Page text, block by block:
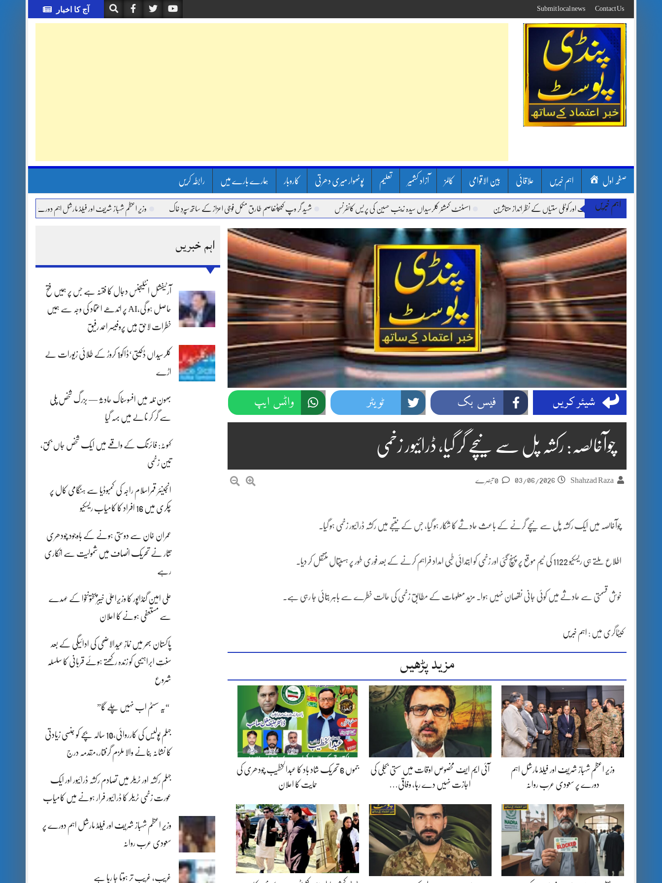
to
content
آج کا اخبار Contact Us
Submit local news
صفحہ اول اہم خبریں علاقائی بین الاقوامی کالمز آزاد کشمیر تعلیم پوٹھوار میری دھرتی کاروبار ہمارے بارے میں رابطہ کریں
اہم خبریں
بارشیں، لینڈ سلائیڈنگ اور کوٹلی ستیاں کے نظر انداز متاثرین اسسٹنٹ کمشنر کلرسیداں سیدہ زینب حسین کی پریس کانفرنس شہید گر وپ کیپٹنعاصم طارق مکمل فوجی اعزاز کے ساتھ سپردِ خاک وزیر اعظم شہباز شریف اور فیلڈ مارشل اہم دورے پر سعودی عرب روانہ
اہم خبریں
آرٹیفشل انٹلیجنس دجال کا فتنہ ہے جس پر ہمیں فتح
حاصل ہو گی،AI پر اندھے اعتماد کی وجہ سے ہمیں
خطرات لاحق ہیں پروفیسر احمد رفیق
کلرسیداں ڈکیتی‘ڈاکو1 کروڑ کے طلائی زیورات لے
اڑے
بھون نلہ میں افسوسناک حادثہ — بزرگ شخص پلی
سے گر کر نالے میں بہہ گیا
کہوٹہ: فائرنگ کے واقعے میں ایک شخص جاں بحق،
تین زخمی
انجینئر قمراسلام راجہ کی کمبوڈیا سے ہنگامی کال پر
چکری میں 16 افراد کا کامیاب ریسکیو
عمران خان سے دوستی ہونے کے باوجود چودھری
نثار نے تحریک انصاف میں شمولیت سے انکاری
رہے
علی امین گنڈاپور کا وزیراعلیٰ خیبرپختونخوا کے عہدے
سے مستعفی ہونے کا اعلان
پاکستان بھر میں نمازِ عیدالاضحی کی ادائیگی کے بعد
سنتِ ابراہیمی کو زندہ رکھتے ہوئے قربانی کا سلسلہ
شروع
“یہ سسٹم اب نہیں چلے گا”
جہلم پولیس کی کارروائی،10 سالہ بچے کو جنسی زیادتی
کا نشانہ بنانے والا ملزم گرفتار،مقدمہ درج
جہلم رکشہ اور ٹریلر میں تصادم رکشہ ڈرائیور اور ایک
عورت زخمی ٹریلر کا ڈرائیور فرار ہونے میں کامیاب
وزیر اعظم شہباز شریف اور فیلڈ مارشل اہم دورے پر
سعودی عرب روانہ
غریب، غریب تر ہوتا جا رہا ہے
شیئر کریں فیس بک ٹویٹر واٹس ایپ
چوآخالصہ: رکشہ پل سے نیچے گر گیا، ڈرائیور زخمی
Shahzad Raza
03/06/2026
چوآخالصہ میں ایک رکشہ پل سے نیچے گرنے کے باعث حادثے کا شکار ہو گیا، جس کے نتیجے میں رکشہ ڈرائیور زخمی ہو گیا۔
اطلاع ملتے ہی ریسکیو 1122 کی ٹیم موقع پر پہنچ گئی اور زخمی کو ابتدائی طبی امداد فراہم کرنے کے بعد فوری طور پر ہسپتال منتقل کر دیا۔
خوش قسمتی سے حادثے میں کوئی جانی نقصان نہیں ہوا۔ مزید معلومات کے مطابق زخمی کی حالت خطرے سے باہر بتائی جا رہی ہے۔
کیٹاگری میں : اہم خبریں
مزید پڑھیں
وزیر اعظم شہباز شریف اور فیلڈ مارشل اہم
دورے پر سعودی عرب روانہ
آئی ایم ایف مخصوص اوقات میں سستی بجلی کی
اجازت نہیں دے رہا، وفاقی…
جموں 6 تحریک شاد باد کا عبدالخطیب چودھری کی
حمایت کا اعلان